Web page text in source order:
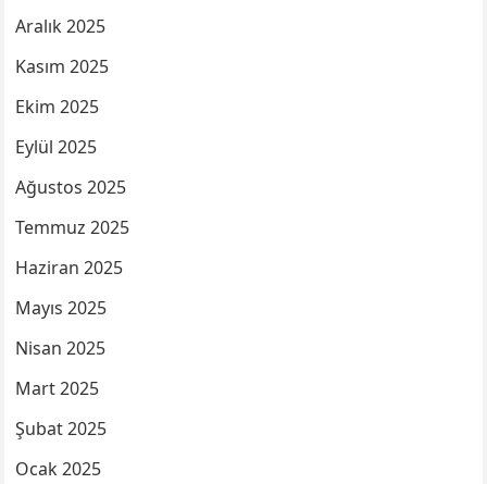
Aralık 2025
Kasım 2025
Ekim 2025
Eylül 2025
Ağustos 2025
Temmuz 2025
Haziran 2025
Mayıs 2025
Nisan 2025
Mart 2025
Şubat 2025
Ocak 2025